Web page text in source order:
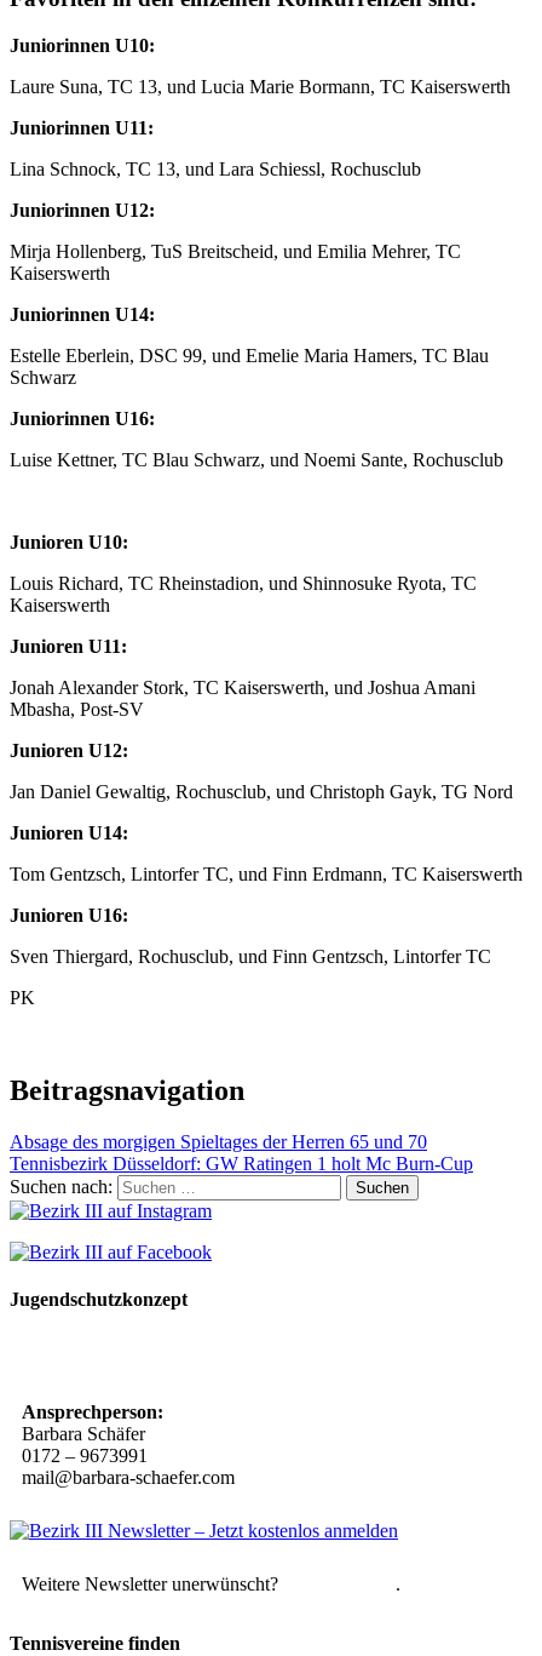
Juniorinnen U10:
Laure Suna, TC 13, und Lucia Marie Bormann, TC Kaiserswerth
Juniorinnen U11:
Lina Schnock, TC 13, und Lara Schiessl, Rochusclub
Juniorinnen U12:
Mirja Hollenberg, TuS Breitscheid, und Emilia Mehrer, TC
Kaiserswerth
Juniorinnen U14:
Estelle Eberlein, DSC 99, und Emelie Maria Hamers, TC Blau
Schwarz
Juniorinnen U16:
Luise Kettner, TC Blau Schwarz, und Noemi Sante, Rochusclub
Junioren U10:
Louis Richard, TC Rheinstadion, und Shinnosuke Ryota, TC
Kaiserswerth
Junioren U11:
Jonah Alexander Stork, TC Kaiserswerth, und Joshua Amani
Mbasha, Post-SV
Junioren U12:
Jan Daniel Gewaltig, Rochusclub, und Christoph Gayk, TG Nord
Junioren U14:
Tom Gentzsch, Lintorfer TC, und Finn Erdmann, TC Kaiserswerth
Junioren U16:
Sven Thiergard, Rochusclub, und Finn Gentzsch, Lintorfer TC
PK
Beitragsnavigation
Absage des morgigen Spieltages der Herren 65 und 70
Tennisbezirk Düsseldorf: GW Ratingen 1 holt Mc Burn-Cup
Suchen nach:
Jugendschutzkonzept
Ansprechperson:
Barbara Schäfer
0172 – 9673991
mail@barbara-schaefer.com
Weitere Newsletter unerwünscht? .
Tennisvereine finden